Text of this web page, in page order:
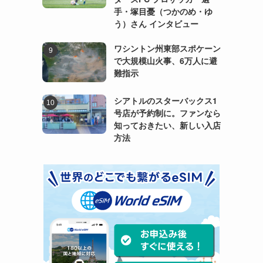
手・塚目憂（つかのめ・ゆ
う）さん インタビュー
ワシントン州東部スポケーン
で大規模山火事、6万人に避
難指示
シアトルのスターバックス1
号店が予約制に。ファンなら
知っておきたい、新しい入店
方法